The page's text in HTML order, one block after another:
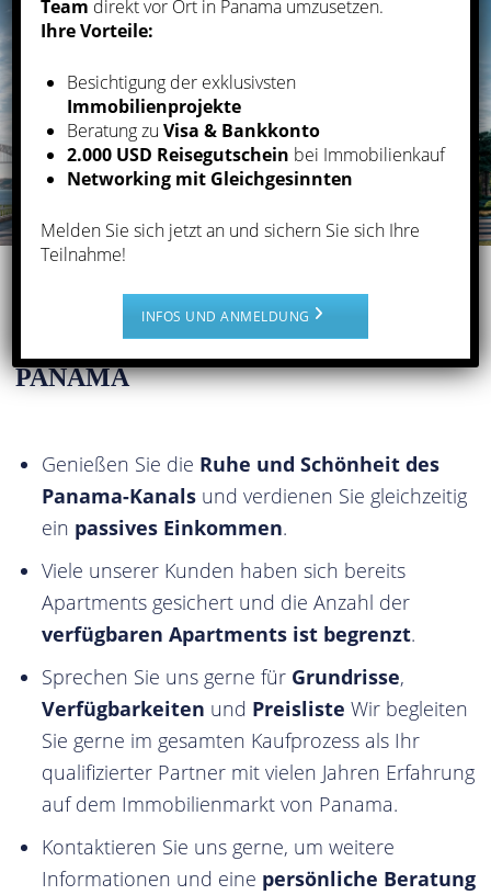
WIR STEHEN IHNEN ZUR SEITE
BEIM KAUF IHRER IMMOBILIE IN
PANAMA
Genießen Sie die Ruhe und Schönheit des
Panama-Kanals und verdienen Sie gleichzeitig
ein passives Einkommen.
Viele unserer Kunden haben sich bereits
Apartments gesichert und die Anzahl der
verfügbaren Apartments ist begrenzt.
Sprechen Sie uns gerne für Grundrisse,
Verfügbarkeiten und Preisliste Wir begleiten
Sie gerne im gesamten Kaufprozess als Ihr
qualifizierter Partner mit vielen Jahren Erfahrung
auf dem Immobilienmarkt von Panama.
Kontaktieren Sie uns gerne, um weitere
Informationen und eine persönliche Beratung
Team direkt vor Ort in Panama umzusetzen.
Ihre Vorteile:
Besichtigung der exklusivsten
Immobilienprojekte
Beratung zuVisa & Bankkonto
2.000 USD Reisegutschein bei Immobilienkauf
Networking mit Gleichgesinnten
Melden Sie sich jetzt an und sichern Sie sich Ihre
Teilnahme!
INFOS UND ANMELDUNG